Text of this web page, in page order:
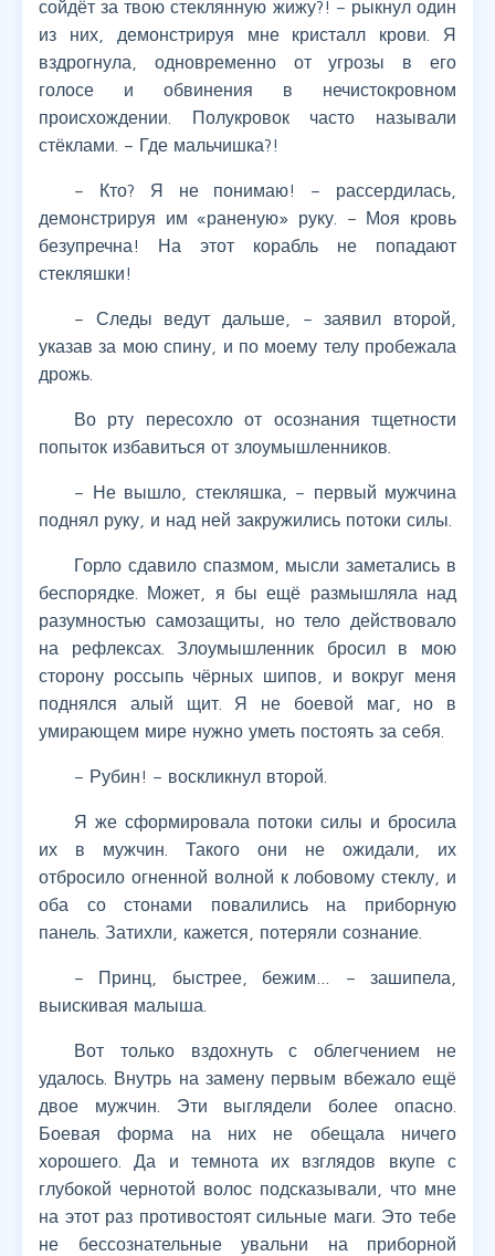
сойдёт за твою стеклянную жижу?! – рыкнул один
из них, демонстрируя мне кристалл крови. Я
вздрогнула, одновременно от угрозы в его
голосе и обвинения в нечистокровном
происхождении. Полукровок часто называли
стёклами. – Где мальчишка?!
– Кто? Я не понимаю! – рассердилась,
демонстрируя им «раненую» руку. – Моя кровь
безупречна! На этот корабль не попадают
стекляшки!
– Следы ведут дальше, – заявил второй,
указав за мою спину, и по моему телу пробежала
дрожь.
Во рту пересохло от осознания тщетности
попыток избавиться от злоумышленников.
– Не вышло, стекляшка, – первый мужчина
поднял руку, и над ней закружились потоки силы.
Горло сдавило спазмом, мысли заметались в
беспорядке. Может, я бы ещё размышляла над
разумностью самозащиты, но тело действовало
на рефлексах. Злоумышленник бросил в мою
сторону россыпь чёрных шипов, и вокруг меня
поднялся алый щит. Я не боевой маг, но в
умирающем мире нужно уметь постоять за себя.
– Рубин! – воскликнул второй.
Я же сформировала потоки силы и бросила
их в мужчин. Такого они не ожидали, их
отбросило огненной волной к лобовому стеклу, и
оба со стонами повалились на приборную
панель. Затихли, кажется, потеряли сознание.
– Принц, быстрее, бежим… – зашипела,
выискивая малыша.
Вот только вздохнуть с облегчением не
удалось. Внутрь на замену первым вбежало ещё
двое мужчин. Эти выглядели более опасно.
Боевая форма на них не обещала ничего
хорошего. Да и темнота их взглядов вкупе с
глубокой чернотой волос подсказывали, что мне
на этот раз противостоят сильные маги. Это тебе
не бессознательные увальни на приборной